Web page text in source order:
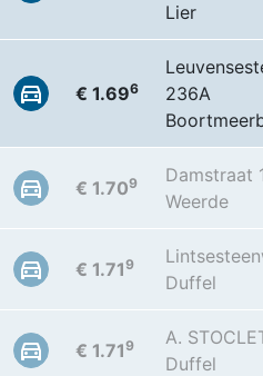
Lier
€ 1.696
236A
€ 1.709
Damstraat
Weerde
€ 1.719
Duffel
€ 1.719
A.
Duffel